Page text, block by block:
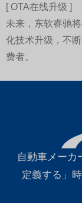
[ OTA在线升级 ]
未来，东软睿驰
化技术升级，不
费者。
自動車メーカ
定義する」